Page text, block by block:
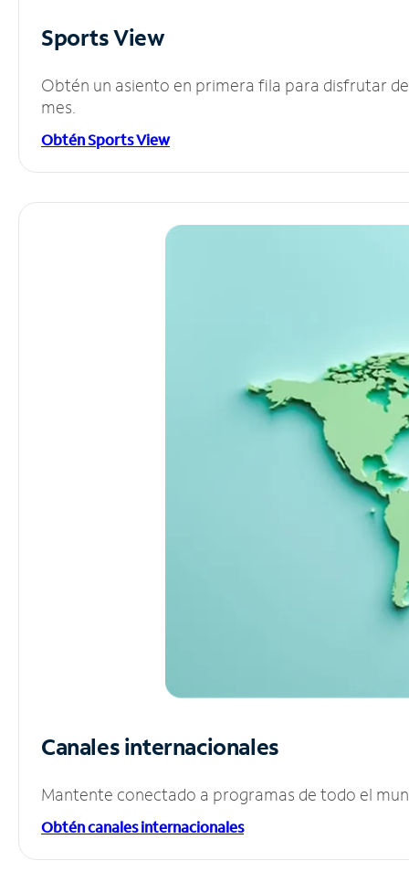
Sports View
Obtén un asiento en primera fila para disfrutar
mes.
Obtén Sports View
Canales internacionales
Mantente conectado a programas de todo el
Obtén canales internacionales